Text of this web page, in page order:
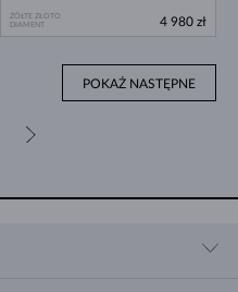
ŻÓŁTE ZŁOTO
DIAMENT
4 980 zł
POKAŻ NASTĘPNE